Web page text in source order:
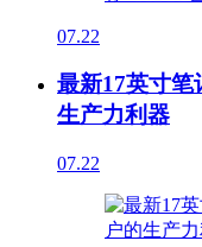
07.22
最新17英寸笔
生产力利器
07.22